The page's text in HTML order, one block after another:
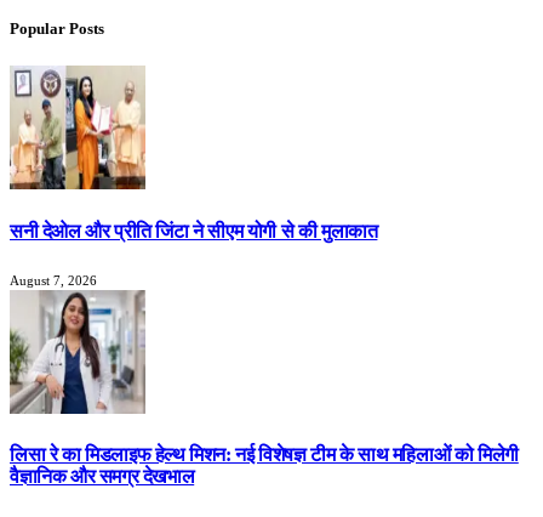
Popular Posts
सनी देओल और प्रीति जिंटा ने सीएम योगी से की मुलाकात
August 7, 2026
लिसा रे का मिडलाइफ हेल्थ मिशन: नई विशेषज्ञ टीम के साथ महिलाओं को मिलेगी
वैज्ञानिक और समग्र देखभाल